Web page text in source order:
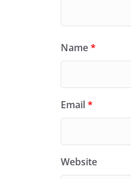
Name*
Email*
Website